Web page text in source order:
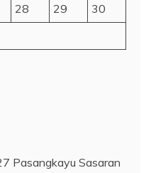
28 29
30